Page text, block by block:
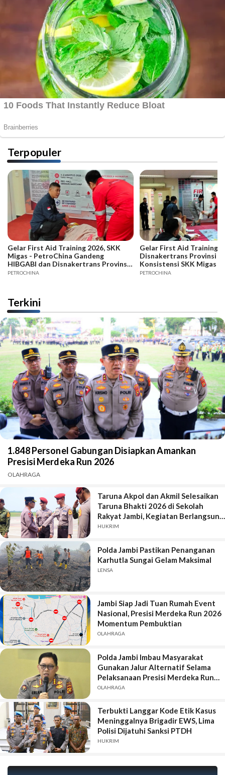
Terpopuler
Gelar First Aid Training 2026, SKK
Migas - PetroChina Gandeng
HIBGABI dan Disnakertrans Provinsi
Jambi
PETROCHINA
Gelar First Aid Training
Disnakertrans Provinsi
Konsistensi SKK Migas -
PETROCHINA
Terkini
1.848 Personel Gabungan Disiapkan Amankan
Presisi Merdeka Run 2026
OLAHRAGA
Taruna Akpol dan Akmil Selesaikan
Taruna Bhakti 2026 di Sekolah
Rakyat Jambi, Kegiatan Berlangsung
Aman dan Lancar
HUKRIM
Polda Jambi Pastikan Penanganan
Karhutla Sungai Gelam Maksimal
LENSA
Jambi Siap Jadi Tuan Rumah Event
Nasional, Presisi Merdeka Run 2026
Momentum Pembuktian
OLAHRAGA
Polda Jambi Imbau Masyarakat
Gunakan Jalur Alternatif Selama
Pelaksanaan Presisi Merdeka Run
2026
OLAHRAGA
Terbukti Langgar Kode Etik Kasus
Meninggalnya Brigadir EWS, Lima
Polisi Dijatuhi Sanksi PTDH
HUKRIM